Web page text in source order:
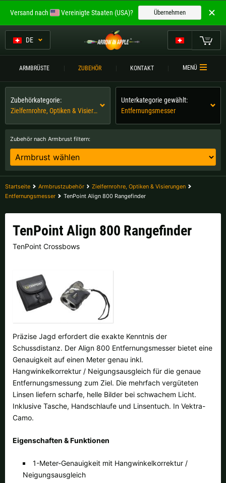
DE
ARMBRÜSTE ZUBEHÖR KONTAKT MENÜ
Zubehör nach Armbrust filtern:
Zubehörkategorie:
Zielfernrohre, Optiken & Visierungen
Unterkategorie gewählt:
Entfernungsmesser
Startseite Armbrustzubehör
Zielfernrohre, Optiken & Visierungen
Entfernungsmesser
TenPoint Align 800 Rangefinder
TenPoint Align 800 Rangefinder
TenPoint Crossbows
Präzise Jagd erfordert die exakte Kenntnis der
Schussdistanz. Der Align 800 Entfernungsmesser bietet eine
Genauigkeit auf einen Meter genau inkl.
Hangwinkelkorrektur / Neigungsausgleich für die genaue
Entfernungsmessung zum Ziel. Die mehrfach vergüteten
Linsen liefern scharfe, helle Bilder bei schwachem Licht.
Inklusive Tasche, Handschlaufe und Linsentuch. In Vektra-
Camo.
Eigenschaften & Funktionen
1-Meter-Genauigkeit mit Hangwinkelkorrektur /
Neigungsausgleich
Willkommen bei
ARROW IN APPLE
Die besten Armbrüste.
Bitte wählen Sie Ihre Sprache aus:
Englisch Deutsch (DE)
Deutsch (AT) Deutsch (CH)
Bitte wählen Sie Ihre Versandregion:
Belgien |€ Bulgarien |лв
Finnland |€ Frankreich |€
Lettland |
Niederlande |€
Portugal |€
Schweiz |Fr. Slowakei |€
Slowenien |€ Spanien |€
Tschechien |Kč Ungarn |Ft
weitere Länder, siehe unten
Versand nach Vereinigte Staaten (USA)? Übernehmen
Mein Warenkorb
ARMBRÜSTE
ARMBRUSTVERGLEICH
ZUBEHÖR
KONTAKT